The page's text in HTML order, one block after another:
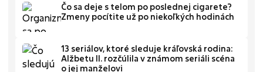
Čo sa deje s telom po poslednej cigarete?
Zmeny pocítite už po niekoľkých hodinách
13 seriálov, ktoré sleduje kráľovská rodina:
Alžbetu II. rozčúlila v známom seriáli scéna
o jej manželovi